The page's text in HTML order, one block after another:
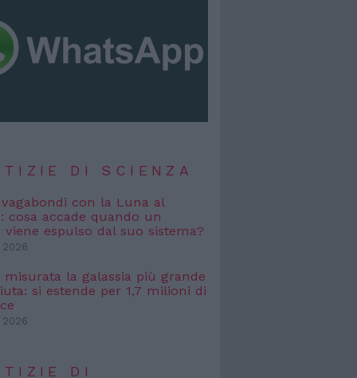
DI SCIENZA
con la Luna al
cosa accade quando un
espulso dal suo sistema?
misurata la galassia più grande
si estende per 1,7 milioni di
DI